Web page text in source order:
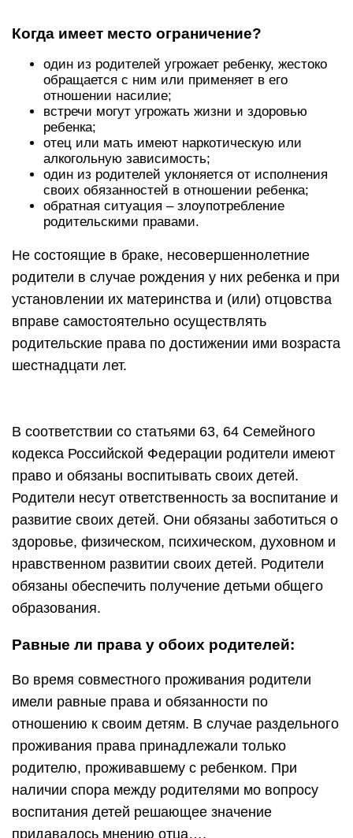
Когда имеет место ограничение?
один из родителей угрожает ребенку, жестоко
обращается с ним или применяет в его
отношении насилие;
встречи могут угрожать жизни и здоровью
ребенка;
отец или мать имеют наркотическую или
алкогольную зависимость;
один из родителей уклоняется от исполнения
своих обязанностей в отношении ребенка;
обратная ситуация – злоупотребление
родительскими правами.
Не состоящие в браке, несовершеннолетние
родители в случае рождения у них ребенка и при
установлении их материнства и (или) отцовства
вправе самостоятельно осуществлять
родительские права по достижении ими возраста
шестнадцати лет.
В соответствии со статьями 63, 64 Семейного
кодекса Российской Федерации родители имеют
право и обязаны воспитывать своих детей.
Родители несут ответственность за воспитание и
развитие своих детей. Они обязаны заботиться о
здоровье, физическом, психическом, духовном и
нравственном развитии своих детей. Родители
обязаны обеспечить получение детьми общего
образования.
Равные ли права у обоих родителей:
Во время совместного проживания родители
имели равные права и обязанности по
отношению к своим детям. В случае раздельного
проживания права принадлежали только
родителю, проживавшему с ребенком. При
наличии спора между родителями мо вопросу
воспитания детей решающее значение
придавалось мнению отца….